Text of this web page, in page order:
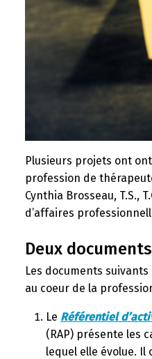
Plusieurs projets ont
profession de
Cynthia Brosseau, T.S.,
d’affaires
Deux
Les documents
au coeur de la
Le Référentiel
(RAP) présente les
lequel elle évolue. Il